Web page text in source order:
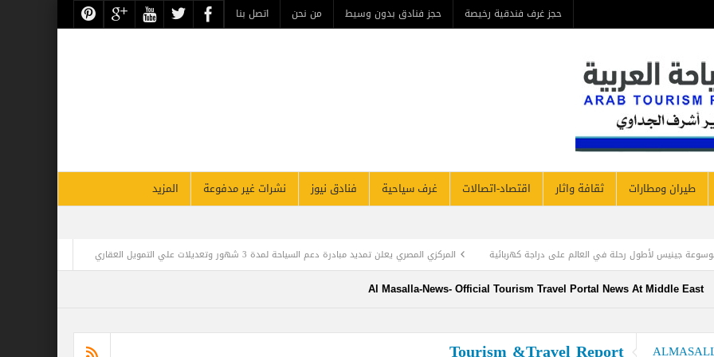
حجز غرف فندقية رخيصة حجز فنادق بدون وسيط من نحن اتصل بنا
ثقافة واثار اقتصاد-اتصالات غرف سياحية فنادق نيوز نشرات غير مدفوعة
المزيد
على دراجة كهربائية المركزي المصري يعلن تمديد مبادرة دعم السياحة لمدة 3 شهور وتعديلات علي التمويل العقاري البنك المركزي المصري يصدر قرار رفع الفائدة بواقع
Al Masalla-News- Official Tourism Travel Portal News At